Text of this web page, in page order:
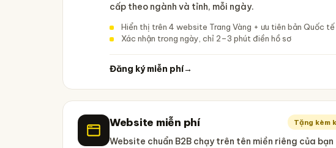
cấp theo ngành và tỉnh, mỗi ngày.
Hiển thị trên 4 website Trang Vàng + ưu tiên bản Quốc
Xác nhận trong ngày, chỉ 2–3 phút điền hồ sơ
Đăng ký miễn phí→
Website miễn phí Tặng kèm
Website chuẩn B2B chạy trên tên miền riêng của